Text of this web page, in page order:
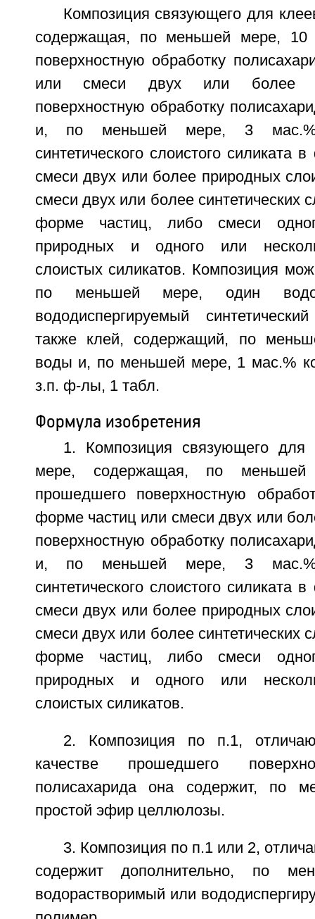
Композиция связующего для
содержащая, по меньшей мере, 10
поверхностную обработку
или смеси двух или более
поверхностную обработку
и, по меньшей мере, 3 мас.%
синтетического слоистого силиката
смеси двух или более природных
смеси двух или более синтетических
форме частиц, либо смеси
природных и одного или
слоистых силикатов. Композиция
по меньшей мере, один
вододиспергируемый
также клей, содержащий, по
воды и, по меньшей мере, 1 мас.%
з.п. ф-лы, 1 табл.
Формула изобретения
1. Композиция связующего
мере, содержащая, по
прошедшего поверхностную
форме частиц или смеси двух или
поверхностную обработку
и, по меньшей мере, 3 мас.%
синтетического слоистого силиката
смеси двух или более природных
смеси двух или более синтетических
форме частиц, либо смеси
природных и одного или
слоистых силикатов.
2. Композиция по п.1,
качестве прошедшего
полисахарида она содержит, по
простой эфир целлюлозы.
3. Композиция по п.1 или 2,
содержит дополнительно, по
водорастворимый или